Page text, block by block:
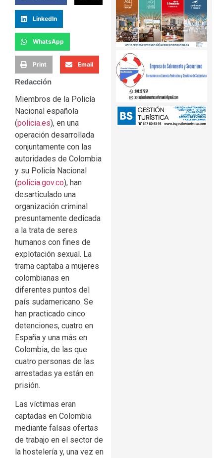
LinkedIn
WhatsApp
Print Email
Redacción
Miembros de la Policía
Nacional española
(policia.es), en una
operación desarrollada
conjuntamente con las
autoridades de Colombia
y su Policía Nacional
(policia.gov.co), han
desarticulado una
organización criminal
presuntamente dedicada
a la trata de seres
humanos con fines de
explotación sexual. La
trama captaba a mujeres
colombianas en
diferentes puntos del
país sudamericano. Se
han practicado cinco
detenciones, cuatro en
España y una más en
Colombia, de las que
cuatro personas de las
arrestadas ya están en
prisión.
Las víctimas eran
captadas en Colombia
mediante falsas ofertas
de trabajo en el sector de
la hostelería y, una vez en